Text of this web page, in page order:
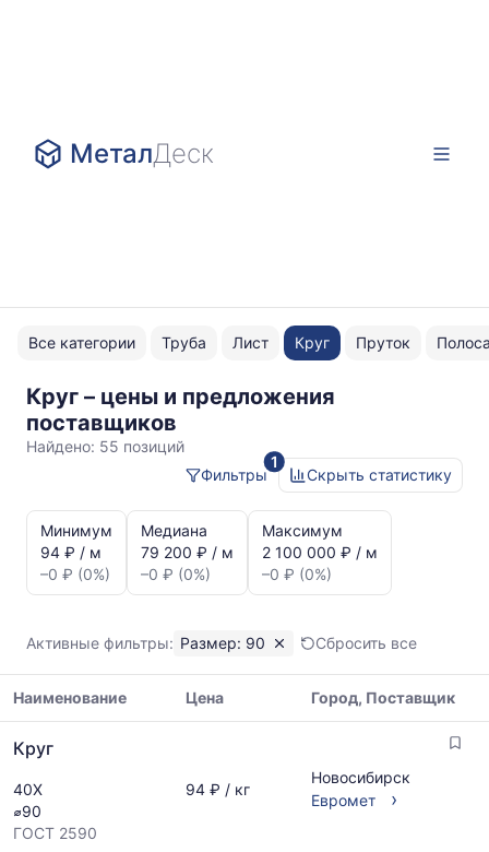
МеталДеск
Все категории Труба Лист Круг Пруток
Круг – цены и предложения
поставщиков
Найдено: 55 позиций
1
Фильтры
Скрыть статистику
динамика
цен:
Круг
Показаны
минимальная,
медианная
и
максимальная
цена
по
данным
прайс-
листов
Минимум
94 ₽ / м
–0 ₽ (0%)
Медиана
79 200 ₽ / м
–0 ₽ (0%)
Максимум
2 100 000 ₽ / м
–0 ₽ (0%)
Активные фильтры: Размер: 90 Сбросить все
цен
металлопрокат
указанием
Наименование Цена Город, Поставщик
Круг
40Х
⌀90
ГОСТ 2590
94 ₽ / кг
Новосибирск
Евромет
›